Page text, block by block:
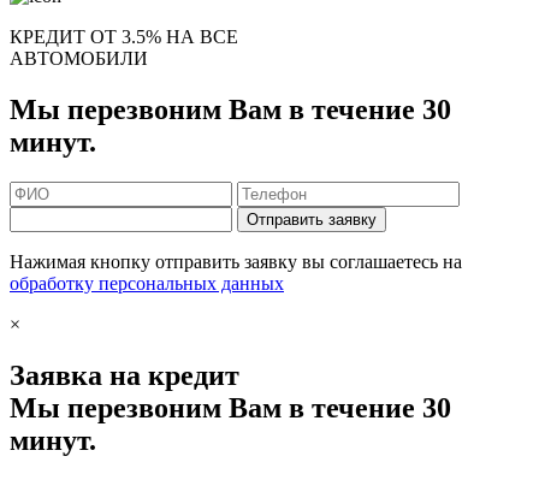
КРЕДИТ ОТ 3.5% НА ВСЕ
АВТОМОБИЛИ
Мы перезвоним Вам в течение 30
минут.
Отправить заявку
Нажимая кнопку отправить заявку вы соглашаетесь на
обработку персональных данных
×
Заявка на кредит
Мы перезвоним Вам в течение 30
минут.